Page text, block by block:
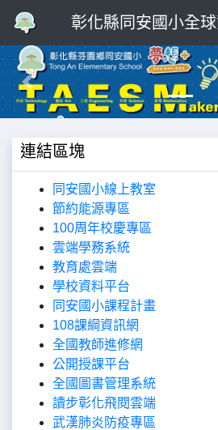
彰化縣同安國小全
Previous
連結區塊
同安國小線上教室
節約能源專區
100周年校慶專區
雲端學務系統
教育處雲端
學校資料平台
同安國小課程計畫
108課綱資訊網
全國教師進修網
公開授課平台
全國圖書管理系統
讀步彰化飛閱雲端
武漢肺炎防疫專區